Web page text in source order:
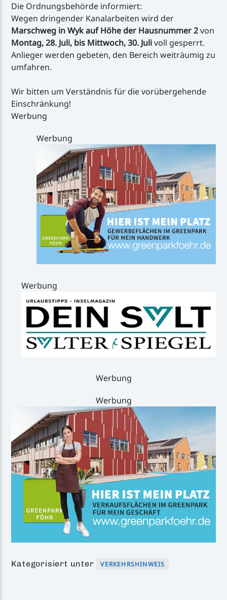
Die Ordnungsbehörde informiert:
Wegen dringender Kanalarbeiten wird der
Marschweg in Wyk auf Höhe der Hausnummer 2von
Montag, 28. Juli, bis Mittwoch, 30. Julivoll gesperrt.
Anlieger werden gebeten, den Bereich weiträumig zu
umfahren.
Wir bitten um Verständnis für die vorübergehende
Einschränkung!
Werbung
Werbung
Werbung
Werbung
Werbung
Kategorisiert unter VERKEHRSHINWEIS